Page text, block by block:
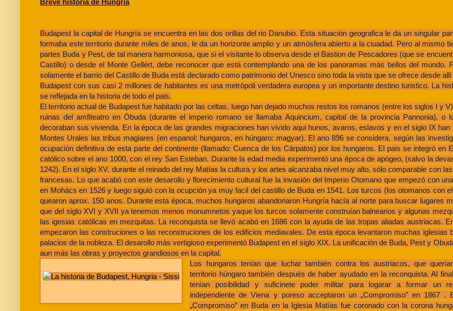
Breve historia de Hungría
Budapest la capital de Hungría se encuentra en las dos orillas del rio Danubio. Esta situación geografica le da un singular
formaba este territorio durante miles de anos, le da un horizonte amplio y un atmósfera abierto a la ciuadad. Pero al mismo
partes Buda y Pest, de tal manera harmoniosa, que si el visitante lo observa desde el Bastion de Pescadores (que se
Castillo) o desde el Monte Gellért, debe reconocer que está contemplando una de los panoramas más bellos del mundo.
solamente el barrio del Castillo de Buda está declarado como patrimonio del Unesco sino toda la vista que se ofrece desde
Budapest con sus casi 2 millones de habitantes es una metrópoli verdadera europea y un importante destino turistico. La
se reflejada en la historia de todo el pais.
El territorio actual de Budapest fue habitado por las celtas, luego han dejado muchos restos los romanos (entre los siglos I y
ruinas del amfiteatro en Óbuda (durante el imperio romano se llamaba Aquincium, capital de la provincia Pannonia), o
decoraban sus vivienda. En la época de las grandes migraciones han vivido aqui hunos, avaros, eslavos y en el siglo IX han
Montes Urales las tribus magiares (en espanol: hungaros, en húngaro: magyar). El ano 896 se considera, según las
ocupación definitiva de esta parte del continente (llamado: Cuenca de los Cárpatos) por los hungaros. El pais se integró en
católico sobre el ano 1000, con el rey San Esteban. Durante la edad media experimentó una época de apógeo, (salvo la
1242). En el siglo XV. durante el reinado del rey Matías la cultura y los artes alcanzaba nivel muy alto, sólo comparable con
francesas. Lo que acabó con este desarollo y florecimiento cultural fue la invasión del Imperio Otomano que empezó con
en Mohács en 1526 y luego siguió con la ocupción ya muy facil del castillo de Buda en 1541. Los turcos (los otomanos con
quearon aprox. 150 anos. Durante esta época, muchos hungaros abandonaron Hungría hacía al norte para buscar lugares
que del siglo XVI y XVII ya tenemos menos monumnetos yaque los turcos solamente construían balnearios y algunas
las igesias católicas en mezquitas. La reconquista se llevó acabó en 1686 con la ayuda de las tropas aliadas austriacas.
empezaron las construciones o las reconstruciones de los edificios mediavales. De esta época levantaron muchas iglesias
palacios de la nobleza. El desarollo más vertigioso experimentó Budapest en el siglo XIX. La unificación de Buda, Pest y
aun más las obras y proyectos grandiosos en la capital.
Los hungaros tenían que luchar también contra los austriacos, que
territorio húngaro también después de haber ayudado en la reconquista. Al
tenían posibilidad y suficinete poder militar para logarar a formar un
independiente de Viena y poreso acceptaron un „Compromiso” en 1867 .
„Compromiso” en Buda en la Iglesia Matías fue coronado con la corona